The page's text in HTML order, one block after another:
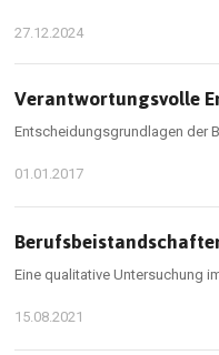
27.12.2024
Verantwortungsvolle
Entscheidungsgrundlagen der
01.01.2017
Eine qualitative Untersuchung
15.08.2021